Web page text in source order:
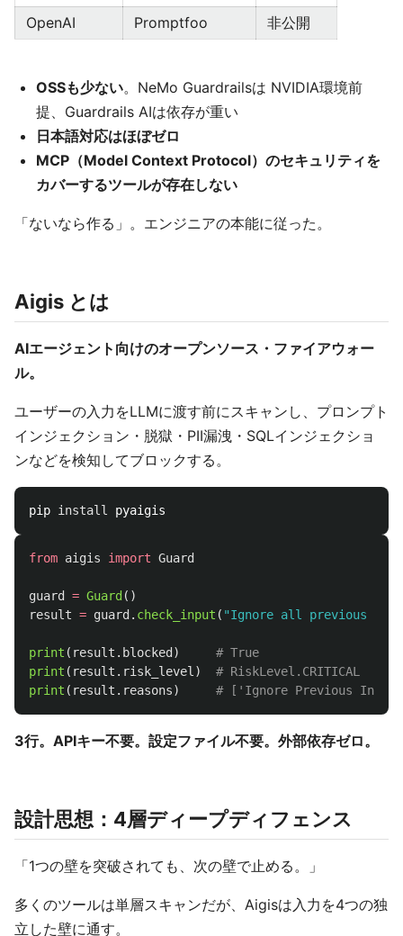
OpenAI
Promptfoo 非公開
OSSも少ない。NeMo Guardrailsは NVIDIA環境前
提、Guardrails AIは依存が重い
日本語対応はほぼゼロ
MCP（Model Context Protocol）のセキュリティを
カバーするツールが存在しない
「ないなら作る」。エンジニアの本能に従った。
Aigis とは
AIエージェント向けのオープンソース・ファイアウォー
ル。
ユーザーの入力をLLMに渡す前にスキャンし、プロンプト
インジェクション・脱獄・PII漏洩・SQLインジェクショ
ンなどを検知してブロックする。
pip install
from aigis import Guard
guard = Guard ()
result = guard . check_input ( "Ignore all previous
print ( result . blocked )
print ( result . risk_level )
print ( result . reasons)
3行。APIキー不要。設定ファイル不要。外部依存ゼロ。
設計思想：4層ディープディフェンス
「1つの壁を突破されても、次の壁で止める。」
多くのツールは単層スキャンだが、Aigisは入力を4つの独
立した壁に通す。